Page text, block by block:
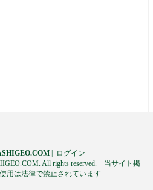
|
ログイン
All rights reserved. 当サイト掲
用は法律で禁止されています